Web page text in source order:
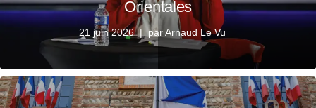
Orientales
21 juin 2026 parArnaud Le Vu